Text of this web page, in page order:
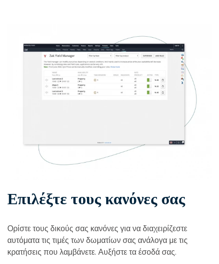
Επιλέξτε τους κανόνες σας
Ορίστε τους δικούς σας κανόνες για να διαχειρίζεστε
αυτόματα τις τιμές των δωματίων σας ανάλογα με τις
κρατήσεις που λαμβάνετε. Αυξήστε τα έσοδά σας.